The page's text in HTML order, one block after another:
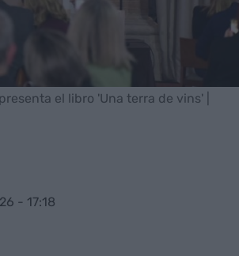
el libro 'Una terra de vins' |
- 17:18